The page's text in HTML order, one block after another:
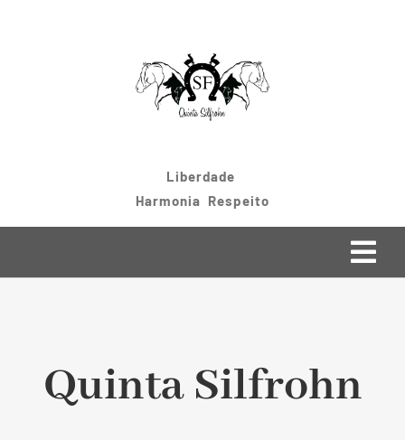
Liberdade
Harmonia Respeito
CãesQuinta Silfrohn